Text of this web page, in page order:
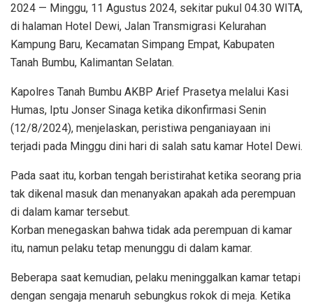
2024 — Minggu, 11 Agustus 2024, sekitar pukul 04.30 WITA,
di halaman Hotel Dewi, Jalan Transmigrasi Kelurahan
Kampung Baru, Kecamatan Simpang Empat, Kabupaten
Tanah Bumbu, Kalimantan Selatan.
Kapolres Tanah Bumbu AKBP Arief Prasetya melalui Kasi
Humas, Iptu Jonser Sinaga ketika dikonfirmasi Senin
(12/8/2024), menjelaskan, peristiwa penganiayaan ini
terjadi pada Minggu dini hari di salah satu kamar Hotel Dewi.
Pada saat itu, korban tengah beristirahat ketika seorang pria
tak dikenal masuk dan menanyakan apakah ada perempuan
di dalam kamar tersebut.
Korban menegaskan bahwa tidak ada perempuan di kamar
itu, namun pelaku tetap menunggu di dalam kamar.
Beberapa saat kemudian, pelaku meninggalkan kamar tetapi
dengan sengaja menaruh sebungkus rokok di meja. Ketika